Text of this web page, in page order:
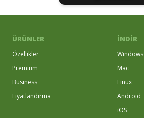
ÜRÜNLER
Özellikler
Premium
Business
Fiyatlandırma
İNDIR
Windows
Mac
Linux
Android
iOS